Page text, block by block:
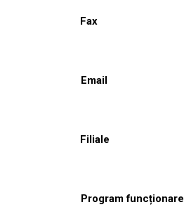
Fax
Email
Filiale
Program funcționare